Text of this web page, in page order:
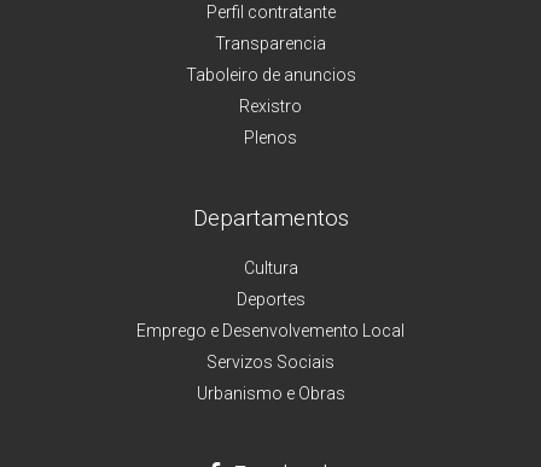
Perfil contratante
Transparencia
Taboleiro de anuncios
Rexistro
Plenos
Departamentos
Cultura
Deportes
Emprego e Desenvolvemento Local
Servizos Sociais
Urbanismo e Obras